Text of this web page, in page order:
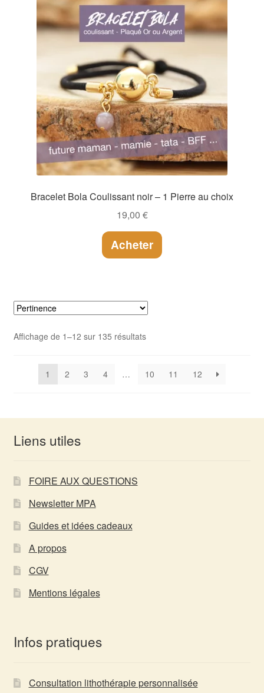
Bracelet Bola Coulissant noir – 1 Pierre au choix
19,00 €
Acheter
Affichage de 1–12 sur 135 résultats
1 2 3 4 … 10 11 12
Liens utiles
FOIRE AUX QUESTIONS
Newsletter MPA
Guides et idées cadeaux
A propos
CGV
Mentions légales
Infos pratiques
Consultation lithothérapie personnalisée